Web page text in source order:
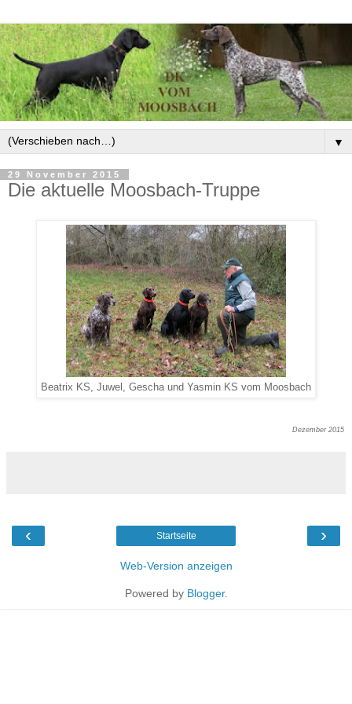
▼
29 November 2015
Die aktuelle Moosbach-Truppe
Beatrix KS, Juwel, Gescha und Yasmin KS vom Moosbach
Dezember 2015
‹ ›
Startseite
Web-Version anzeigen
Powered by Blogger.